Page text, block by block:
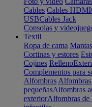
Cables Cables HDMI
USBCables Jack
Consolas y
Textil
Ropa de cama Mantas
Cortinas y estores
Cojines Relleno
Complementos para
Alfombras
pequeñasAlfombras
exteriorAlfombras de